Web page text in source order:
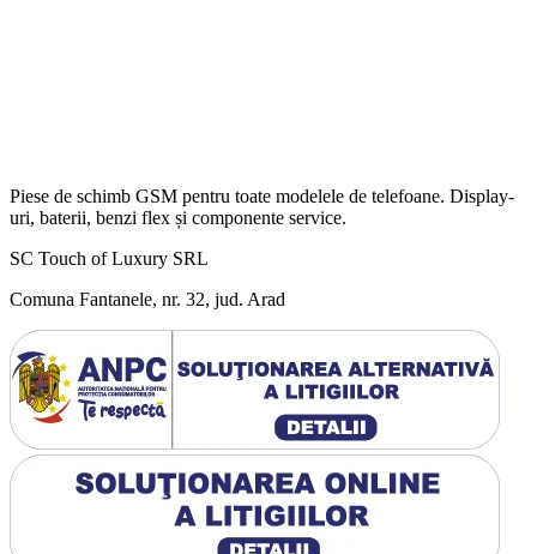
Piese de schimb GSM pentru toate modelele de telefoane. Display-
uri, baterii, benzi flex și componente service.
SC Touch of Luxury SRL
Comuna Fantanele, nr. 32, jud. Arad